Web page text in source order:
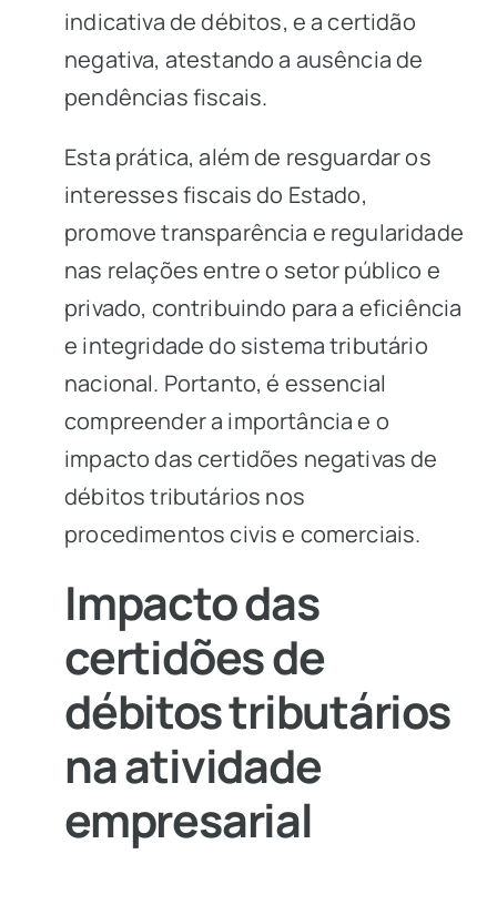
indicativa de débitos, e a certidão
negativa, atestando a ausência de
pendências fiscais.
Esta prática, além de resguardar os
interesses fiscais do Estado,
promove transparência e regularidade
nas relações entre o setor público e
privado, contribuindo para a eficiência
e integridade do sistema tributário
nacional. Portanto, é essencial
compreender a importância e o
impacto das certidões negativas de
débitos tributários nos
procedimentos civis e comerciais.
Impacto das
certidões de
débitos tributários
na atividade
empresarial